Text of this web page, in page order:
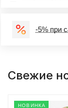
-5% при
Свежие
НОВИНКА